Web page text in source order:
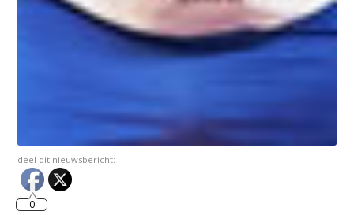
deel dit nieuwsbericht:
0